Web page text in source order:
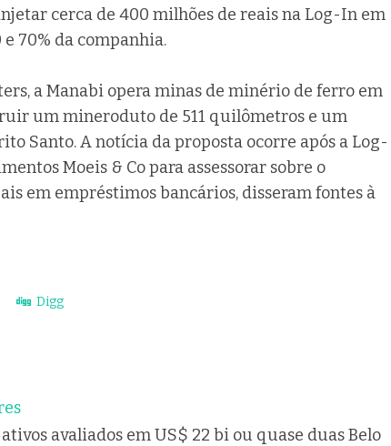
cerca de 400 milhões de reais na Log-In em
70% da companhia.
a Manabi opera minas de minério de ferro em
um mineroduto de 511 quilômetros e um
Santo. A notícia da proposta ocorre após a Log-
Moeis & Co para assessorar sobre o
em empréstimos bancários, disseram fontes à
Digg
avaliados em US$ 22 bi ou quase duas Belo